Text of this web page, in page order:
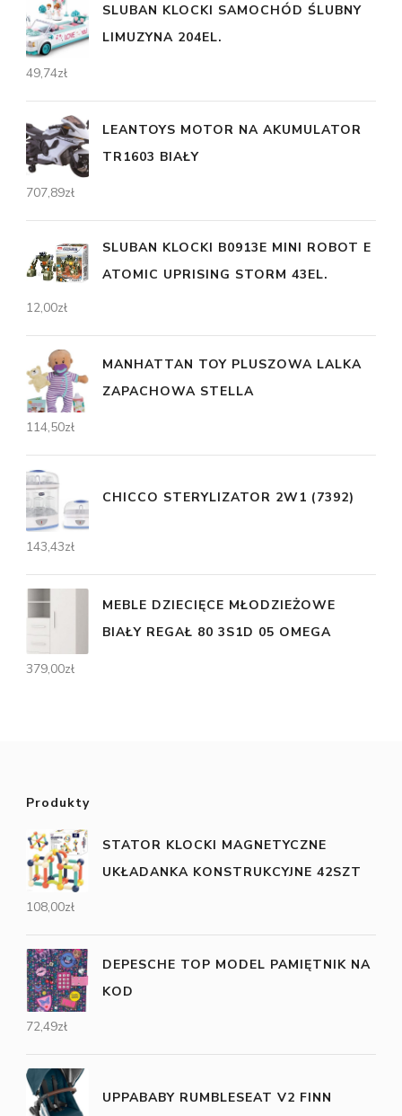
SLUBAN KLOCKI SAMOCHÓD ŚLUBNY
LIMUZYNA 204EL.
49,74zł
LEANTOYS MOTOR NA AKUMULATOR
TR1603 BIAŁY
707,89zł
SLUBAN KLOCKI B0913E MINI ROBOT E
ATOMIC UPRISING STORM 43EL.
12,00zł
MANHATTAN TOY PLUSZOWA LALKA
ZAPACHOWA STELLA
114,50zł
CHICCO STERYLIZATOR 2W1 (7392)
143,43zł
MEBLE DZIECIĘCE MŁODZIEŻOWE
BIAŁY REGAŁ 80 3S1D 05 OMEGA
379,00zł
Produkty
STATOR KLOCKI MAGNETYCZNE
UKŁADANKA KONSTRUKCYJNE 42SZT
108,00zł
DEPESCHE TOP MODEL PAMIĘTNIK NA
KOD
72,49zł
UPPABABY RUMBLESEAT V2 FINN